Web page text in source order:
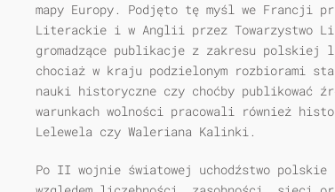
mapy Europy. Podjęto tę myśl we Francji
Literackie i w Anglii przez Towarzystwo
gromadzące publikacje z zakresu
chociaż w kraju podzielonym rozbiorami
nauki historyczne czy choćby publikować
warunkach wolności pracowali również
Lelewela czy Waleriana Kalinki.
Po II wojnie światowej uchodźstwo polskie